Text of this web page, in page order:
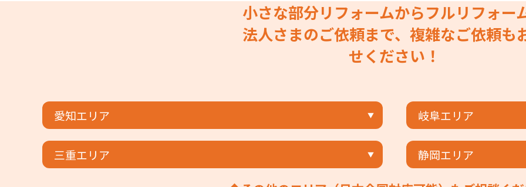
小さな部分リフォームからフルリフォー
法人さまのご依頼まで、複雑なご依頼も
せください！
愛知エリア 岐阜エリア
三重エリア 静岡エリア